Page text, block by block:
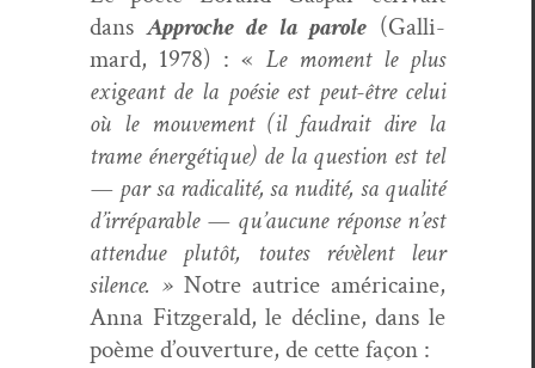
dansApproche de la parole (Gal­li­
mard, 1978) : « Le moment le plus
exigeant de la poésie est peut-être celui
où le mou­ve­ment (il faudrait dire la
trame énergé­tique) de la ques­tion est tel
— par sa rad­i­cal­ité, sa nudité, sa qual­ité
d’irréparable — qu’aucune réponse n’est
atten­due plutôt, toutes révè­lent leur
silence. » Notre autrice améri­caine,
Anna Fitzger­ald, le décline, dans le
poème d’ou­ver­ture, de cette façon :